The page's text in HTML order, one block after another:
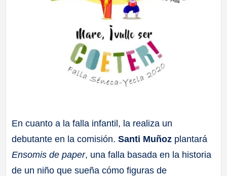
En cuanto a la falla infantil, la realiza un
debutante en la comisión.Santi Muñoz plantará
Ensomis de paper, una falla basada en la historia
de un niño que sueña cómo figuras de